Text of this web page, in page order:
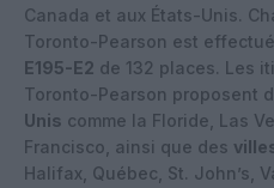
Canada et aux États-Unis.
Toronto-Pearson est
E195-E2 de 132 places. Les
Toronto-Pearson proposent
Unis comme la Floride, Las
Francisco, ainsi que des
Halifax, Québec, St. John’s,